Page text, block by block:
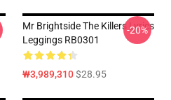
Mr Brightside The Killers Lyrics
Leggings RB0301
₩3,989,310$28.95
-20%